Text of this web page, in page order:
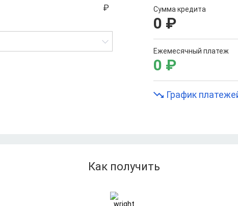
Сумма кредита
0 ₽
Ежемесячный платеж
0 ₽
График
Как получить